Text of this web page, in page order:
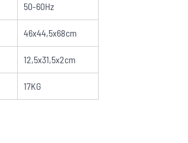
50-60Hz
46x44,5x68cm
12,5x31,5x2cm
17KG